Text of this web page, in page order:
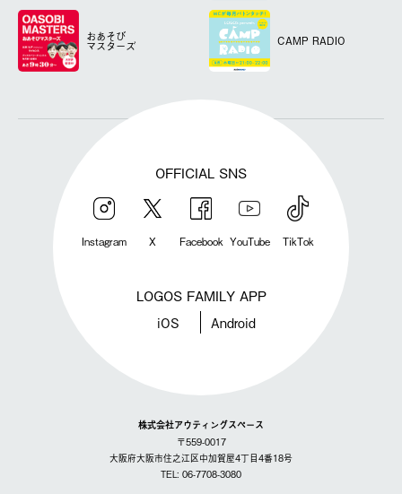
おあそび
マスターズ CAMP RADIO
OFFICIAL SNS
Instagram X Facebook YouTube TikTok
LOGOS FAMILY APP
iOS Android
株式会社アウティングスペース
〒559-0017
大阪府大阪市住之江区中加賀屋4丁目4番18号
TEL: 06-7708-3080